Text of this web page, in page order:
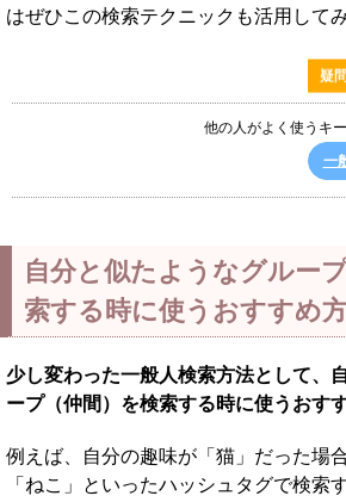
はぜひこの検索テクニックも活用して
疑
他の人がよく使うキ
一
自分と似たようなグルー
索する時に使うおすすめ
少し変わった一般人検索方法として、
ープ（仲間）を検索する時に使うおす
例えば、自分の趣味が「猫」だった場
「ねこ」といったハッシュタグで検索